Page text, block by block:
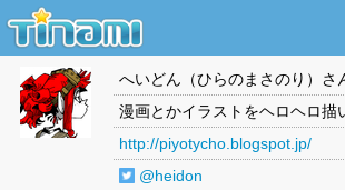
へいどん（ひらのまさのり） さ
漫画とかイラストをヘロヘロ描
http://piyotycho.blogspot.jp/
@heidon